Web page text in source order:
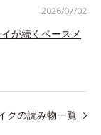
が続くベースメ
2026/07/02
クの読み物一覧